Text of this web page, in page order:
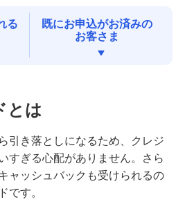
ブ
る
既にお申込がお済みの
お客さま
とは
引き落としになるため、クレジ
すぎる心配がありません。さら
ャッシュバックも受けられるの
です。